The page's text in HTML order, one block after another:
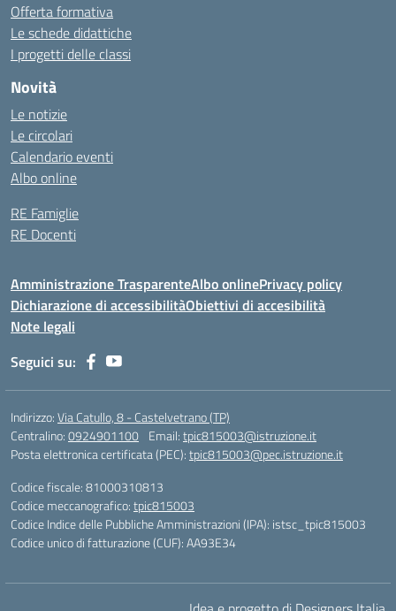
Offerta formativa
Le schede didattiche
I progetti delle classi
Novità
Le notizie
Le circolari
Calendario eventi
Albo online
RE Famiglie
RE Docenti
Amministrazione TrasparenteAlbo onlinePrivacy policy
Dichiarazione di accessibilitàObiettivi di accesibilità
Note legali
Seguici su:
Indirizzo:Via Catullo, 8 - Castelvetrano (TP)
Centralino:0924901100 Email:tpic815003@istruzione.it
Posta elettronica certificata (PEC):tpic815003@pec.istruzione.it
Codice fiscale: 81000310813
Codice meccanografico:tpic815003
Codice Indice delle Pubbliche Amministrazioni (IPA): istsc_tpic815003
Codice unico di fatturazione (CUF): AA93E34